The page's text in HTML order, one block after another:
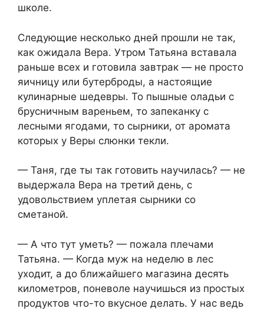
школе.
Следующие несколько дней прошли не так,
как ожидала Вера. Утром Татьяна вставала
раньше всех и готовила завтрак — не просто
яичницу или бутерброды, а настоящие
кулинарные шедевры. То пышные оладьи с
брусничным вареньем, то запеканку с
лесными ягодами, то сырники, от аромата
которых у Веры слюнки текли.
— Таня, где ты так готовить научилась? — не
выдержала Вера на третий день, с
удовольствием уплетая сырники со
сметаной.
— А что тут уметь? — пожала плечами
Татьяна. — Когда муж на неделю в лес
уходит, а до ближайшего магазина десять
километров, поневоле научишься из простых
продуктов что-то вкусное делать. У нас ведь